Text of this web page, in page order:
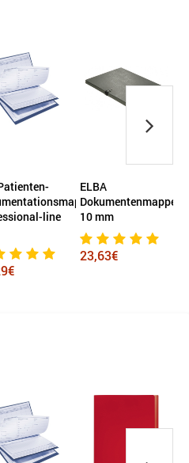
line
ELBA
Dokumentenmappe
10 mm
23,63€